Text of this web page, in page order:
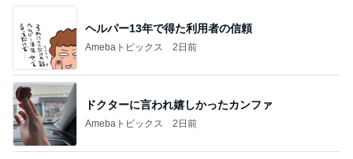
ヘルパー13年で得た利用者の信頼
Amebaトピックス 2日前
ドクターに言われ嬉しかったカンファ
Amebaトピックス 2日前